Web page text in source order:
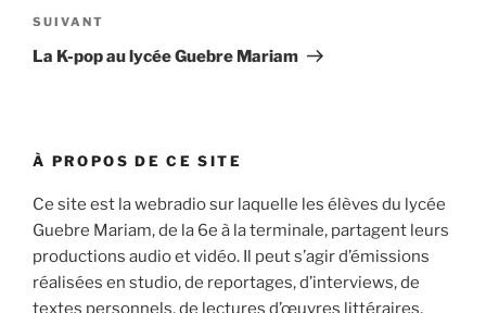
Article
suivant
SUIVANT
La K-pop au lycée Guebre Mariam
À PROPOS DE CE SITE
Ce site est la webradio sur laquelle les élèves du lycée
Guebre Mariam, de la 6e à la terminale, partagent leurs
productions audio et vidéo. Il peut s’agir d’émissions
réalisées en studio, de reportages, d’interviews, de
textes personnels, de lectures d’œuvres littéraires,